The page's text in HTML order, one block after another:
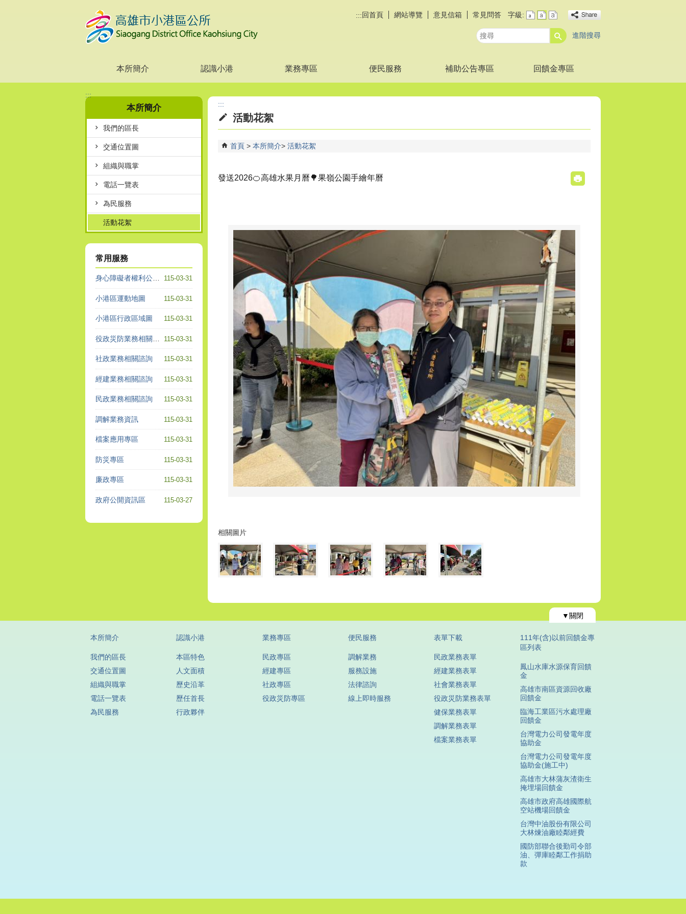
:::回首頁 網站導覽 意見信箱 常見問答 字級:
搜
進階搜尋
本所簡介 認識小港 業務專區 便民服務 補助公告專區 回饋金專區
:::
本所簡介
我們的區長
交通位置圖
組織與職掌
電話一覽表
為民服務
活動花絮
常用服務
115-03-31
身心障礙者權利公約專區
115-03-31
小港區運動地圖
115-03-31
小港區行政區域圖
115-03-31
役政災防業務相關諮詢
115-03-31
社政業務相關諮詢
115-03-31
經建業務相關諮詢
115-03-31
民政業務相關諮詢
115-03-31
調解業務資訊
115-03-31
檔案應用專區
115-03-31
防災專區
115-03-31
廉政專區
115-03-27
政府公開資訊區
:::
活動花絮
首頁 本所簡介 活動花絮
發送2026🍊高雄水果月曆🌳果嶺公園手繪年曆
相關圖片
▼關閉
本所簡介
我們的區長
交通位置圖
組織與職掌
電話一覽表
為民服務
認識小港
本區特色
人文面積
歷史沿革
歷任首長
行政夥伴
業務專區
民政專區
經建專區
社政專區
役政災防專區
便民服務
調解業務
服務設施
法律諮詢
線上即時服務
表單下載
民政業務表單
經建業務表單
社會業務表單
役政災防業務表單
健保業務表單
調解業務表單
檔案業務表單
111年(含)以前回饋金專
區列表
鳳山水庫水源保育回饋
金
高雄市南區資源回收廠
回饋金
臨海工業區污水處理廠
回饋金
台灣電力公司發電年度
協助金
台灣電力公司發電年度
協助金(施工中)
高雄市大林蒲灰渣衛生
掩埋場回饋金
高雄市政府高雄國際航
空站機場回饋金
台灣中油股份有限公司
大林煉油廠睦鄰經費
國防部聯合後勤司令部
油、彈庫睦鄰工作捐助
款